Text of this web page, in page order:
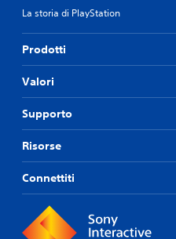
La storia di PlayStation
Prodotti
Valori
Supporto
Risorse
Connettiti